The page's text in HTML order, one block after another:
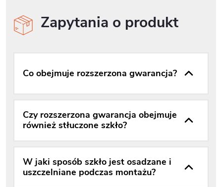
Zapytania o produkt
Co obejmuje rozszerzona gwarancja?
Czy rozszerzona gwarancja obejmuje
również stłuczone szkło?
W jaki sposób szkło jest osadzane i
uszczelniane podczas montażu?